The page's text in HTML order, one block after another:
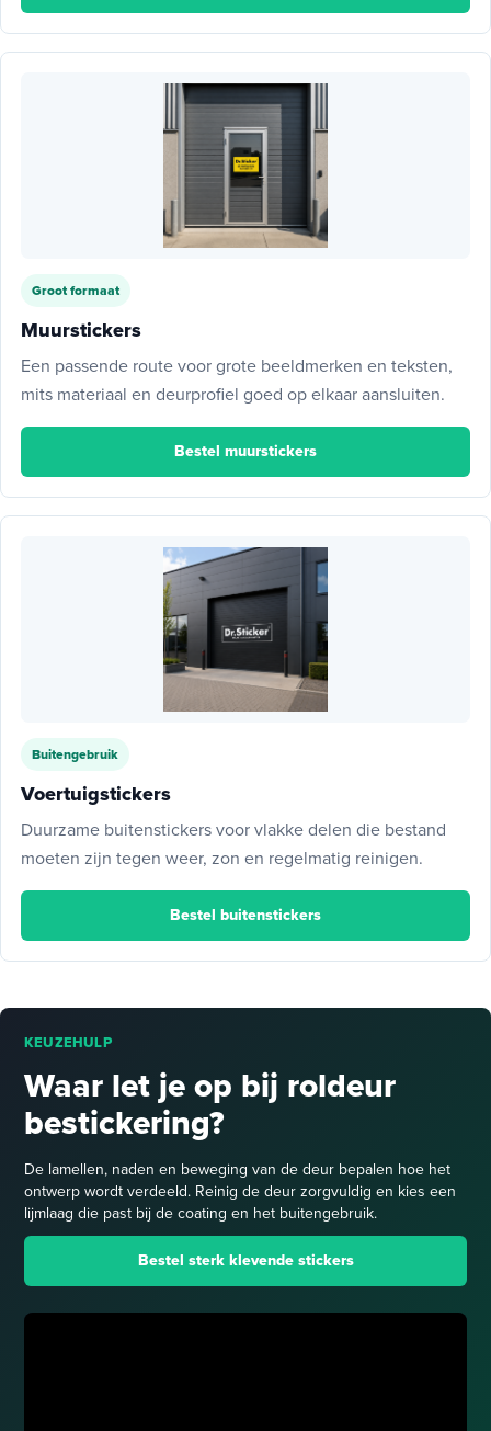
Groot formaat
Muurstickers
Een passende route voor grote beeldmerken en teksten,
mits materiaal en deurprofiel goed op elkaar aansluiten.
Bestel muurstickers
Buitengebruik
Voertuigstickers
Duurzame buitenstickers voor vlakke delen die bestand
moeten zijn tegen weer, zon en regelmatig reinigen.
Bestel buitenstickers
KEUZEHULP
Waar let je op bij roldeur
bestickering?
De lamellen, naden en beweging van de deur bepalen hoe het
ontwerp wordt verdeeld. Reinig de deur zorgvuldig en kies een
lijmlaag die past bij de coating en het buitengebruik.
Bestel sterk klevende stickers